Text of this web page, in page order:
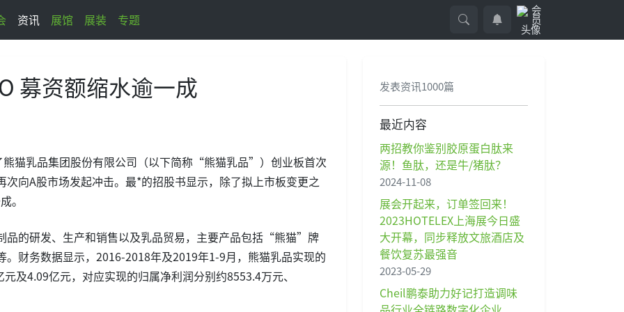
资讯 展馆 展装 专题
募资额缩水逾一成
猫乳品集团股份有限公司（以下简称“熊猫乳品”）创业板首次
向A股市场发起冲击。最*的招股书显示，除了拟上市板变更之
。
品的研发、生产和销售以及乳品贸易，主要产品包括“熊猫”牌
财务数据显示，2016-2018年及2019年1-9月，熊猫乳品实现的
及4.09亿元，对应实现的归属净利润分别约8553.4万元、
发表资讯1000篇
最近内容
两招教你鉴别胶原蛋白肽来
源！鱼肽，还是牛/猪肽？
2024-11-08
展会开起来，订单签回来！
2023HOTELEX上海展今日盛
大开幕，同步释放文旅酒店及
餐饮复苏最强音
2023-05-29
Cheil鹏泰助力好记打造调味